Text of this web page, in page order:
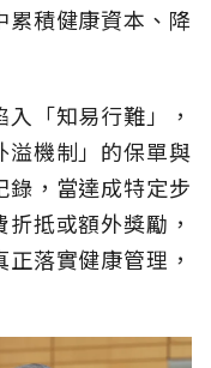
累積健康資本、降
「知易行難」，
溢機制」的保單與
，當達成特定步
抵或額外獎勵，
落實健康管理，